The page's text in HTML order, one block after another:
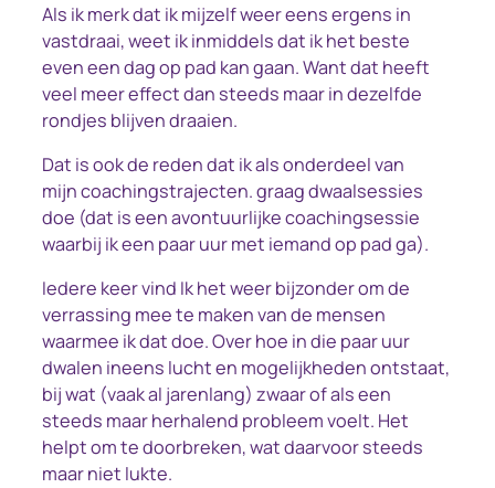
Als ik merk dat ik mijzelf weer eens ergens in
vastdraai, weet ik inmiddels dat ik het beste
even een dag op pad kan gaan. Want dat heeft
veel meer effect dan steeds maar in dezelfde
rondjes blijven draaien.
Dat is ook de reden dat ik als onderdeel van
mijn coachingstrajecten. graag dwaalsessies
doe (dat is een avontuurlijke coachingsessie
waarbij ik een paar uur met iemand op pad ga).
Iedere keer vind Ik het weer bijzonder om de
verrassing mee te maken van de mensen
waarmee ik dat doe. Over hoe in die paar uur
dwalen ineens lucht en mogelijkheden ontstaat,
bij wat (vaak al jarenlang) zwaar of als een
steeds maar herhalend probleem voelt. Het
helpt om te doorbreken, wat daarvoor steeds
maar niet lukte.